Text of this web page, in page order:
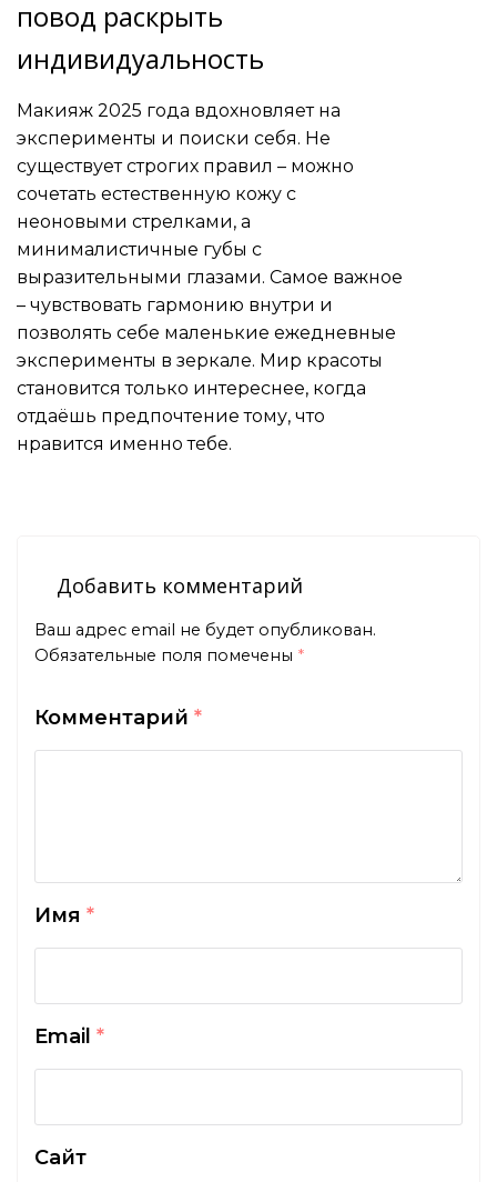
повод раскрыть
индивидуальность
Макияж 2025 года вдохновляет на
эксперименты и поиски себя. Не
существует строгих правил – можно
сочетать естественную кожу с
неоновыми стрелками, а
минималистичные губы с
выразительными глазами. Самое важное
– чувствовать гармонию внутри и
позволять себе маленькие ежедневные
эксперименты в зеркале. Мир красоты
становится только интереснее, когда
отдаёшь предпочтение тому, что
нравится именно тебе.
Добавить комментарий
Ваш адрес email не будет опубликован.
Обязательные поля помечены *
Комментарий *
Имя *
Email *
Сайт